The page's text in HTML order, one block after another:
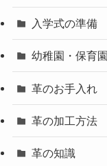
入学式の準備
幼稚園・保育園
革のお手入れ
革の加工方法
革の知識